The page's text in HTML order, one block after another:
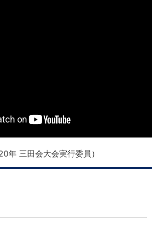
年 三田会大会実行委員）